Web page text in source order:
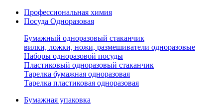
Профессиональная химия
Посуда Одноразовая
Бумажный одноразовый стаканчик
вилки, ложки, ножи, размешиватели одноразовые
Наборы одноразовой посуды
Пластиковый одноразовый стаканчик
Тарелка бумажная одноразовая
Тарелка пластиковая одноразовая
Бумажная упаковка